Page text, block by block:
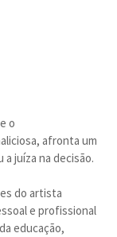
o
afronta um
juíza na decisão.
do artista
e profissional
educação,